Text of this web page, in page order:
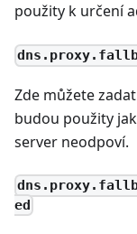
použity k určení
Zde můžete
budou použity
server neodpoví.
ed